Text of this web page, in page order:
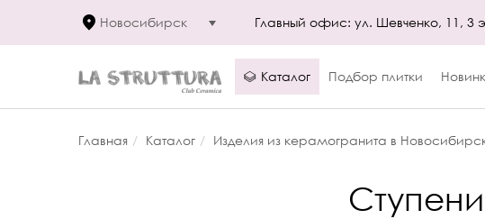
Новосибирск Главный офис: ул. Шевченко, 11, 3
Каталог Подбор плитки
Главная Каталог Изделия из керамогранита в